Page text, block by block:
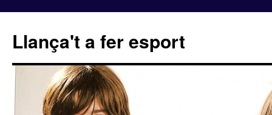
Llança't a fer esport